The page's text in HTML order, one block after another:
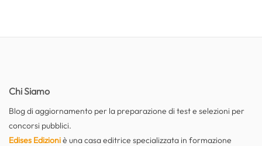
Chi Siamo
Blog di aggiornamento per la preparazione di test e selezioni per
concorsi pubblici.
Edises Edizioniè una casa editrice specializzata in formazione